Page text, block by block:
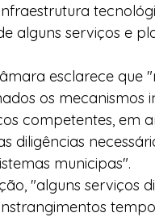
alguns serviços e
esclarece que
os mecanismos
competentes, em
diligências
municipas".
"alguns serviços